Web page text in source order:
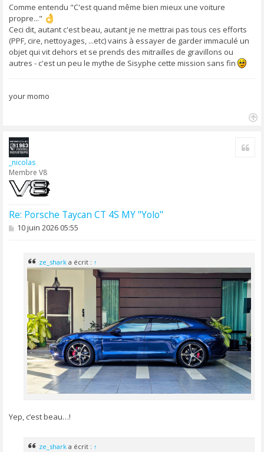
s
a
g
e
Comme entendu "C'est quand même bien mieux une voiture
propre..."
Ceci dit, autant c'est beau, autant je ne mettrai pas tous ces efforts
(PPF, cire, nettoyages, ...etc) vains à essayer de garder immaculé un
objet qui vit dehors et se prends des mitrailles de gravillons ou
autres - c'est un peu le mythe de Sisyphe cette mission sans fin
your momo
_nicolas
Membre V8
Re: Porsche Taycan CT 4S MY "Yolo"
M10 juin 2026 05:55
ze_shark a écrit : ↑
Yep, c’est beau…!
ze_shark a écrit : ↑